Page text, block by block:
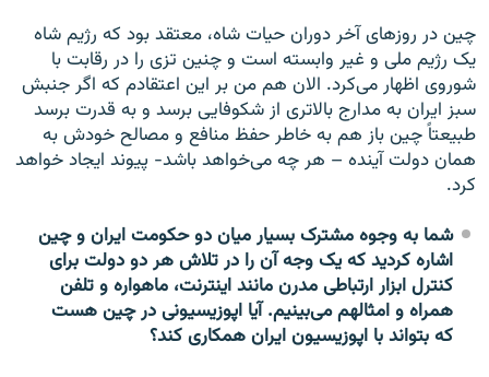
چین در روزهای آخر دوران حیات شاه، معتقد بود که رژیم شاه
یک رژیم ملی و غیر وابسته است و چنین تزی را در رقابت با
شوروی اظهار می‌کرد. الان هم من بر این اعتقادم که اگر جنبش
سبز ایران به مدارج بالاتری از شکوفایی برسد و به قدرت برسد
طبیعتاً چین باز هم به خاطر حفظ منافع و مصالح خودش به
همان دولت آینده – هر چه می‌خواهد باشد- پیوند ایجاد خواهد
کرد.
شما به وجوه مشترک بسیار میان دو حکومت ایران و چین
اشاره کردید که یک وجه آن را در تلاش هر دو دولت برای
کنترل ابزار ارتباطی مدرن مانند اینترنت، ماهواره و تلفن
همراه و امثالهم می‌بینیم. آیا اپوزیسیونی در چین هست
که بتواند با اپوزیسیون ایران همکاری کند؟